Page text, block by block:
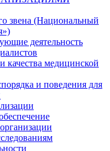
звена (Национальный
деятельность
качества медицинской
и поведения для